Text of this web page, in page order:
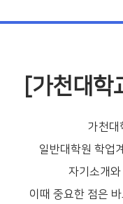
[가천대
가천대
일반대학원 학업
자기소개
이때 중요한 점은